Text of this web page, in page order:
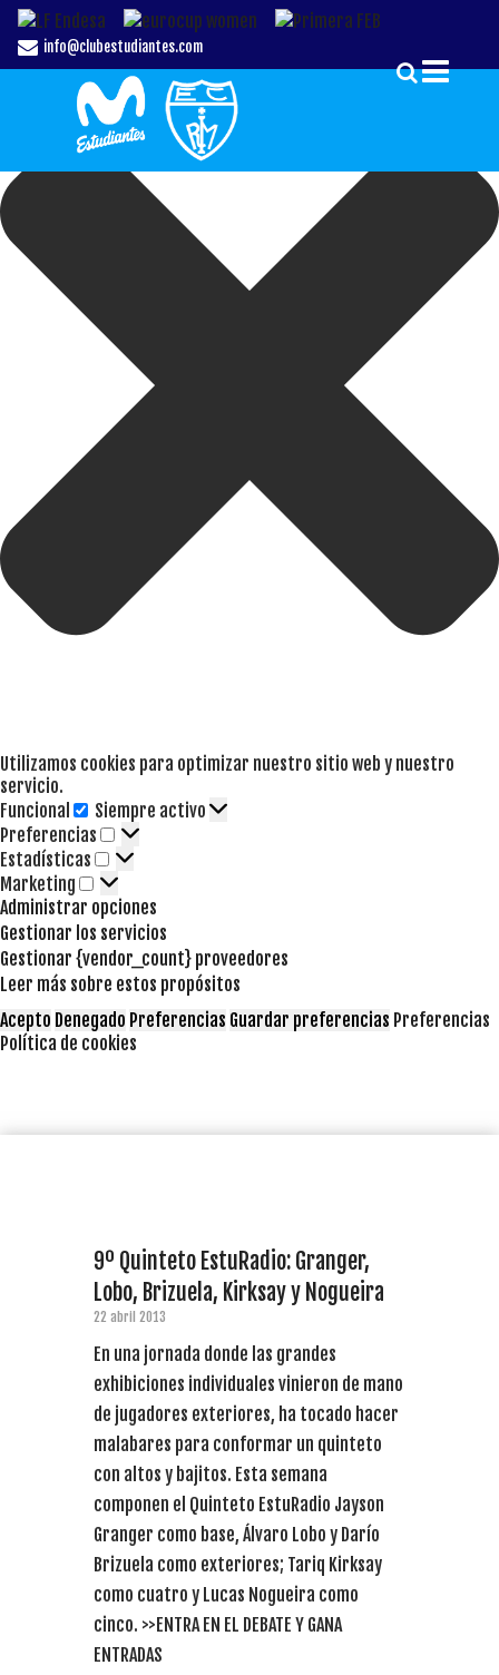
Gestionar el Consentimiento de las Cookies
Utilizamos cookies para optimizar nuestro sitio web y nuestro
servicio.
Funcional
Funcional
Siempre activo
Preferencias
Preferencias
Estadísticas Estadísticas
Marketing Marketing
Administrar opciones
Gestionar los servicios
Gestionar {vendor_count} proveedores
Leer más sobre estos propósitos
Acepto Denegado Preferencias Guardar preferencias Preferencias
Política de cookies
info@clubestudiantes.com
9º Quinteto EstuRadio: Granger,
Lobo, Brizuela, Kirksay y Nogueira
22 abril 2013
En una jornada donde las grandes
exhibiciones individuales vinieron de mano
de jugadores exteriores, ha tocado hacer
malabares para conformar un quinteto
con altos y bajitos. Esta semana
componen el Quinteto EstuRadio Jayson
Granger como base, Álvaro Lobo y Darío
Brizuela como exteriores; Tariq Kirksay
como cuatro y Lucas Nogueira como
cinco. >>ENTRA EN EL DEBATE Y GANA
ENTRADAS